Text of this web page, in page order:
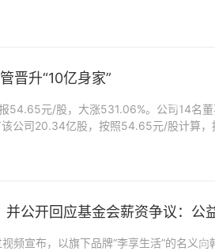
晋升“10亿身家”
54.65元/股，大涨531.06%。公司14名
公司20.34亿股，按照54.65元/股计算，
并公开回应基金会薪资争议：公
频宣布，以旗下品牌“李享生活”的名义向